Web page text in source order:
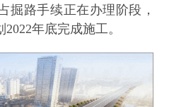
掘路手续正在办理阶段，
年底完成施工。